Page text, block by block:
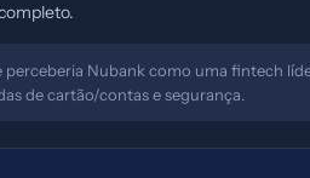
Nubank como uma fintech
de cartão/contas e segurança.